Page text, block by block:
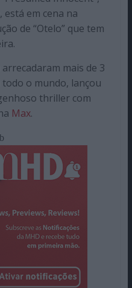
está em cena na
de “Otelo” que tem
mais de 3
o mundo, lançou
thriller com
Max.